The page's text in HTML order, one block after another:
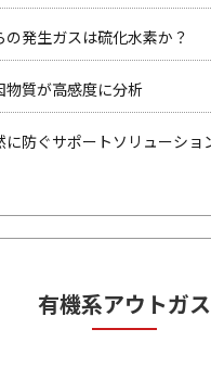
の発生ガスは硫化水素か？
物質が高感度に分析
に防ぐサポートソリューショ
有機系アウトガス